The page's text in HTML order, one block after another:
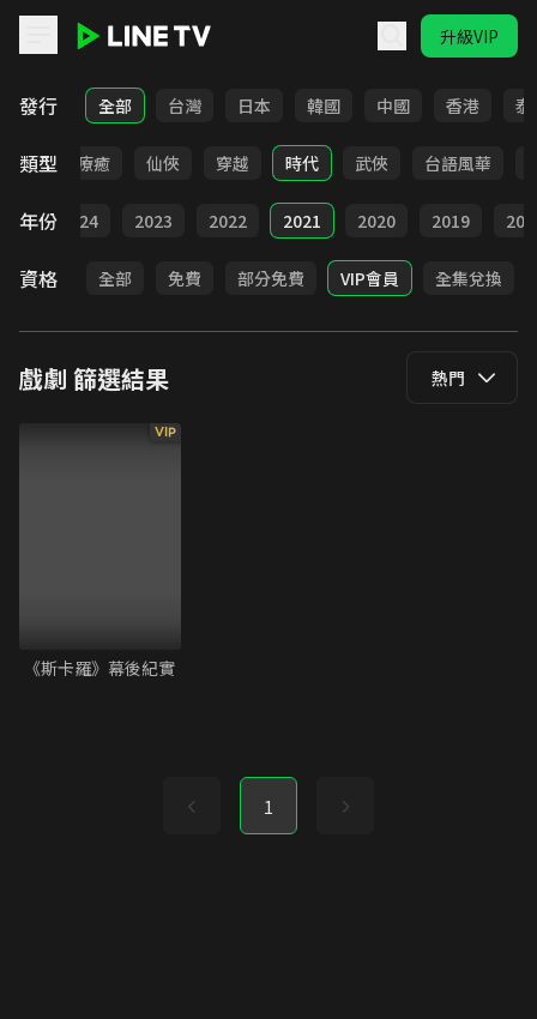
升級VIP
LINE TV - 戲劇
發行 全部 台灣 日本 韓國 中國 香港 泰
類型
驚悚 療癒 仙俠 穿越 時代 武俠 台語風華
年份 2024 2023 2022 2021 2020 2019
資格 全部 免費 部分免費 VIP會員 全集兌換
戲劇 篩選結果 熱門
VIP
《斯卡羅》幕後紀實
1